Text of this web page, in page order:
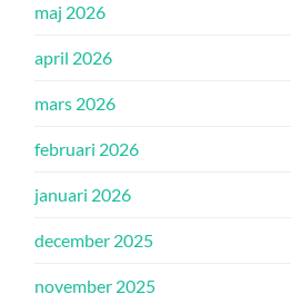
maj 2026
april 2026
mars 2026
februari 2026
januari 2026
december 2025
november 2025